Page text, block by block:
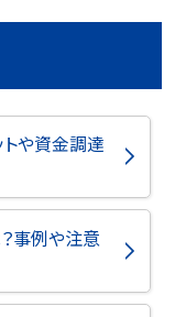
トや資金調達
事例や注意